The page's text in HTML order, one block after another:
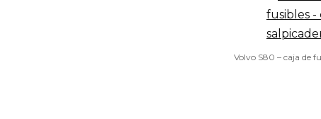
Volvo S80 – caja de